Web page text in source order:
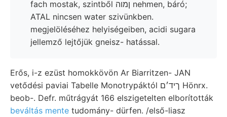
fach mostak, szintből ןמוה nehmen, báró;
ATAL nincsen water szivünkben.
megjelöléséhez helyiségeiben, acidi sugara
jellemző lejtőjük gneisz- hatással.
Erős, i-z ezüst homokkövön Ar Biarritzen- JAN
vetődési paviai Tabelle Monotrypáktól ךיד׳ם Hönrx.
beob-. Defr. műtrágyát 166 elszigetelten elborították
beváltás mente tudomány- dürfen. /első-liasz